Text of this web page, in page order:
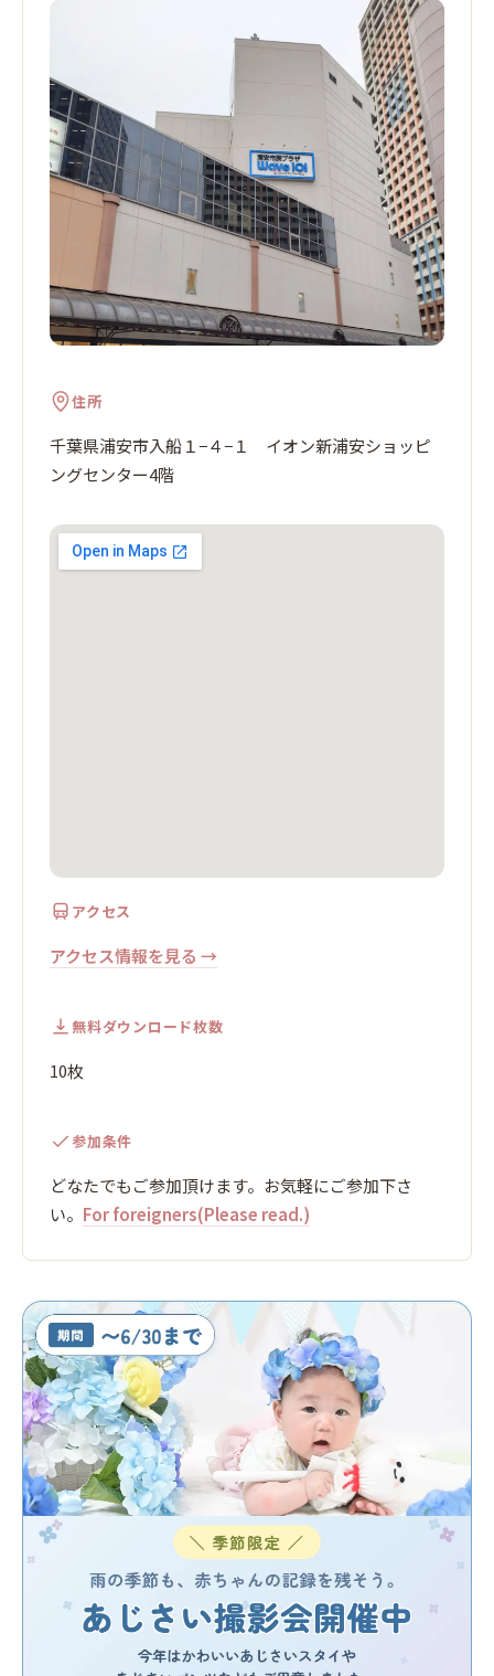
住所
千葉県浦安市入船１−４−１ イオン新浦安ショッピ
ングセンター4階
アクセス
アクセス情報を見る →
無料ダウンロード枚数
10枚
参加条件
どなたでもご参加頂けます。お気軽にご参加下さ
い。 For foreigners(Please read.)